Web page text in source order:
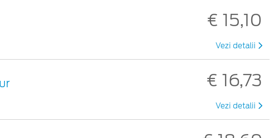
€ 15,10
Vezi detalii
€ 16,73
Vezi detalii